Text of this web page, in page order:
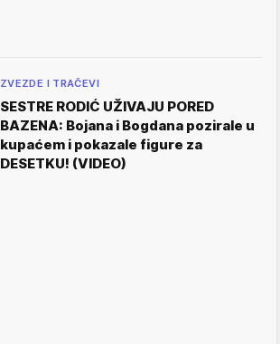
ZVEZDE I TRAČEVI
SESTRE RODIĆ UŽIVAJU PORED
BAZENA: Bojana i Bogdana pozirale u
kupaćem i pokazale figure za
DESETKU! (VIDEO)